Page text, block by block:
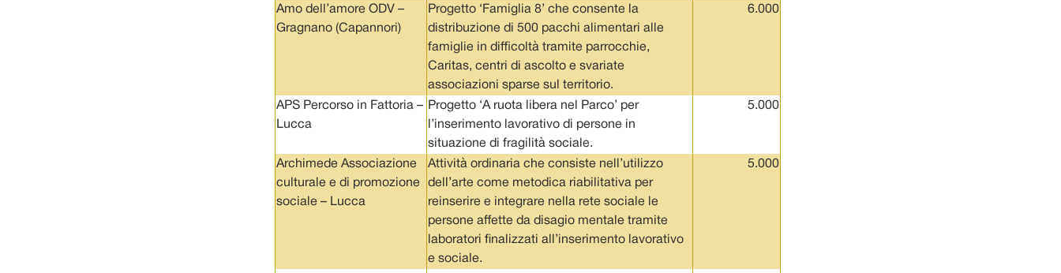
Amo dell’amore ODV –
Gragnano (Capannori)
Progetto ‘Famiglia 8’ che consente la
distribuzione di 500 pacchi alimentari alle
famiglie in difficoltà tramite parrocchie,
Caritas, centri di ascolto e svariate
associazioni sparse sul territorio.
6.000
APS Percorso in Fattoria –
Lucca
Progetto ‘A ruota libera nel Parco’ per
l’inserimento lavorativo di persone in
situazione di fragilità sociale.
5.000
Archimede Associazione
culturale e di promozione
sociale – Lucca
Attività ordinaria che consiste nell’utilizzo
dell’arte come metodica riabilitativa per
reinserire e integrare nella rete sociale le
persone affette da disagio mentale tramite
laboratori finalizzati all’inserimento lavorativo
e sociale.
5.000